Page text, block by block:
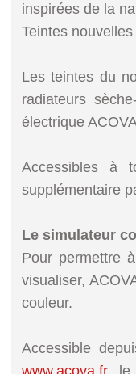
inspirées de la
Teintes
Les teintes du
radiateurs
électrique
Accessibles à
supplémentaire
Le simulateur
Pour permettre
visualiser,
couleur.
Accessible